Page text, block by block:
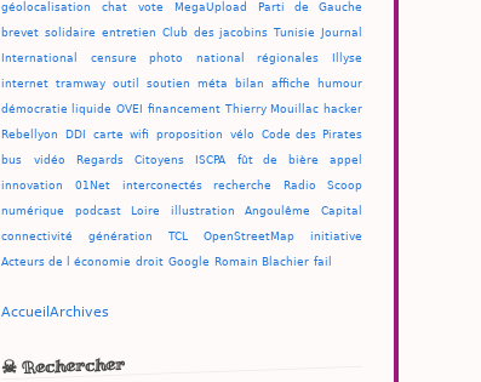
géolocalisation chat vote MegaUpload Parti de Gauche
brevet solidaire entretien Club des jacobins Tunisie Journal
International censure photo national régionales Illyse
internet tramway outil soutien méta bilan affiche humour
démocratie liquide OVEI financement Thierry Mouillac hacker
Rebellyon DDI carte wifi proposition vélo Code des Pirates
bus vidéo Regards Citoyens ISCPA fût de bière appel
innovation 01Net interconectés recherche Radio Scoop
numérique podcast Loire illustration Angoulême Capital
connectivité génération TCL OpenStreetMap initiative
Acteurs de l économie droit Google Romain Blachier fail
Accueil Archives
☠ Rechercher